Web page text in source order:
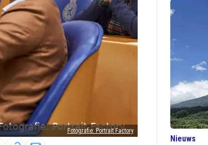
Fotografie: Portrait Factory
Nieuws